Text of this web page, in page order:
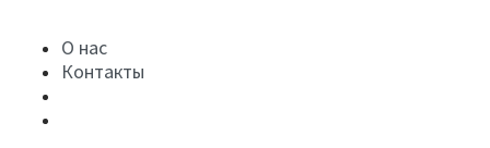
О нас
Контакты